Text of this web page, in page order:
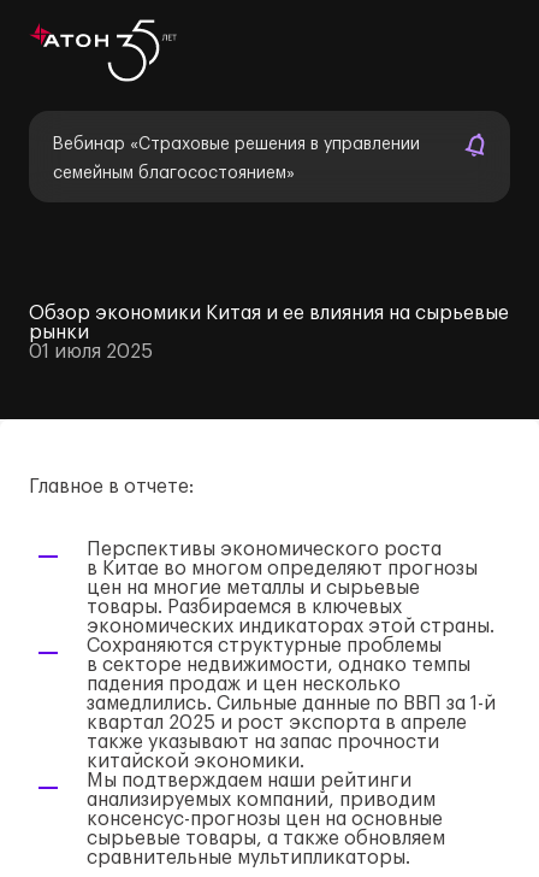
Вебинар «Страховые решения в управлении
семейным благосостоянием»
Обзор экономики Китая и ее влияния на сырьевые
рынки
01 июля 2025
Главное в отчете:
Перспективы экономического роста
в Китае во многом определяют прогнозы
цен на многие металлы и сырьевые
товары. Разбираемся в ключевых
экономических индикаторах этой страны.
Сохраняются структурные проблемы
в секторе недвижимости, однако темпы
падения продаж и цен несколько
замедлились. Сильные данные по ВВП за 1-й
квартал 2025 и рост экспорта в апреле
также указывают на запас прочности
китайской экономики.
Мы подтверждаем наши рейтинги
анализируемых компаний, приводим
консенсус-прогнозы цен на основные
сырьевые товары, а также обновляем
сравнительные мультипликаторы.